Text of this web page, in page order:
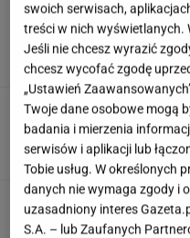
Rozjuszony
"To jest
Inwestują
polsko-
Quiz
11/13
swoich serwisach,
treści w nich wyświetlanych.
Jeśli nie chcesz wyrazić
chcesz wycofać zgodę
„Ustawień
Twoje dane osobowe mogą
badania i mierzenia
serwisów i aplikacji lub
Tobie usług. W określonych
danych nie wymaga zgody i
uzasadniony interes
S.A. – lub Zaufanych